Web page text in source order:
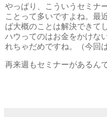
やっぱり、こういうセミナ
ことって多いですよね。最
ば大概のことは解決できて
ハウってのはお金をかけな
れちゃだめですね。（今回
再来週もセミナーがあるん